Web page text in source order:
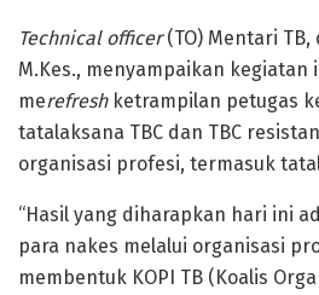
Technical officer(TO) Mentari TB,
M.Kes., menyampaikan kegiatan
merefreshketrampilan petugas
tatalaksana TBC dan TBC
organisasi profesi, termasuk
“Hasil yang diharapkan hari ini
para nakes melalui organisasi
membentuk KOPI TB (Koalis